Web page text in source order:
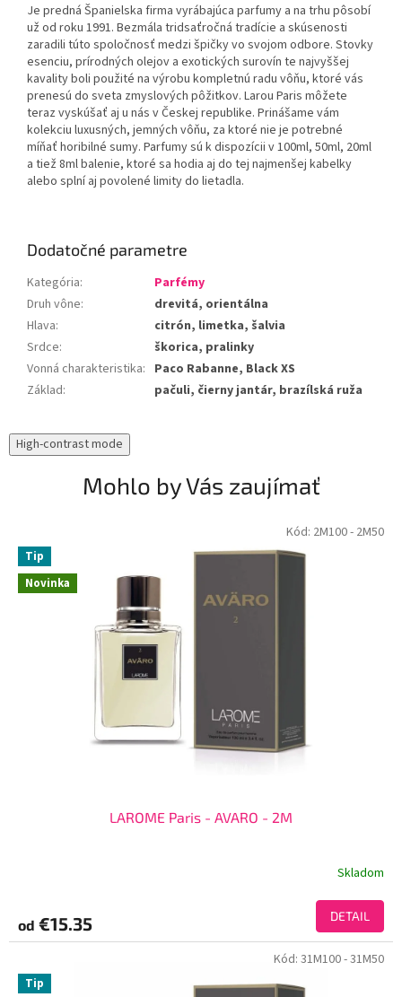
Je predná Španielska firma vyrábajúca parfumy a na trhu pôsobí
už od roku 1991. Bezmála tridsaťročná tradície a skúsenosti
zaradili túto spoločnosť medzi špičky vo svojom odbore. Stovky
esenciu, prírodných olejov a exotických surovín te najvyššej
kavality boli použité na výrobu kompletnú radu vôňu, ktoré vás
prenesú do sveta zmyslových pôžitkov. Larou Paris môžete
teraz vyskúšať aj u nás v Českej republike. Prinášame vám
kolekciu luxusných, jemných vôňu, za ktoré nie je potrebné
míňať horibilné sumy. Parfumy sú k dispozícii v 100ml, 50ml, 20ml
a tiež 8ml balenie, ktoré sa hodia aj do tej najmenšej kabelky
alebo splní aj povolené limity do lietadla.
Dodatočné parametre
Kategória:
Parfémy
Druh vône:
drevitá, orientálna
Hlava:
citrón, limetka, šalvia
Srdce:
škorica, pralinky
Vonná charakteristika: Paco Rabanne, Black XS
Základ: pačuli, čierny jantár, brazílská ruža
High-contrast mode
Mohlo by Vás zaujímať
Novinka
Tip
LAROME Paris - AVARO - 2M
Skladom
od €15.35 DETAIL
Kód: 2M100- 2M50
Tip
Kód: 31M100- 31M50